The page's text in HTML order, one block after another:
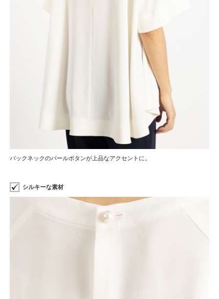
バックネックのパールボタンが上品なアクセントに。
シルキーな素材